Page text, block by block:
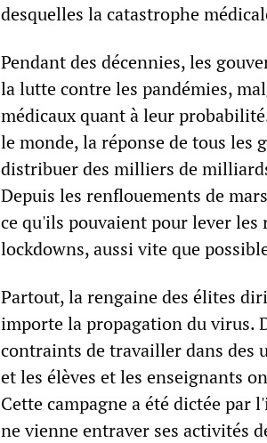
desquelles la catastrophe
Pendant des décennies, les
la lutte contre les pandémies,
médicaux quant à leur
le monde, la réponse de tous les
distribuer des milliers de
Depuis les renflouements de
ce qu'ils pouvaient pour lever
lockdowns, aussi vite que
Partout, la rengaine des élites
importe la propagation du virus.
contraints de travailler dans des
et les élèves et les enseignants
Cette campagne a été dictée
ne vienne entraver ses activités